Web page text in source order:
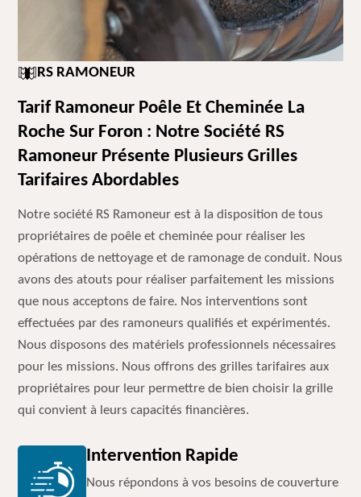
RS RAMONEUR
Tarif Ramoneur Poêle Et Cheminée La
Roche Sur Foron : Notre Société RS
Ramoneur Présente Plusieurs Grilles
Tarifaires Abordables
Notre société RS Ramoneur est à la disposition de tous
propriétaires de poêle et cheminée pour réaliser les
opérations de nettoyage et de ramonage de conduit. Nous
avons des atouts pour réaliser parfaitement les missions
que nous acceptons de faire. Nos interventions sont
effectuées par des ramoneurs qualifiés et expérimentés.
Nous disposons des matériels professionnels nécessaires
pour les missions. Nous offrons des grilles tarifaires aux
propriétaires pour leur permettre de bien choisir la grille
qui convient à leurs capacités financières.
Intervention Rapide
Nous répondons à vos besoins de couverture